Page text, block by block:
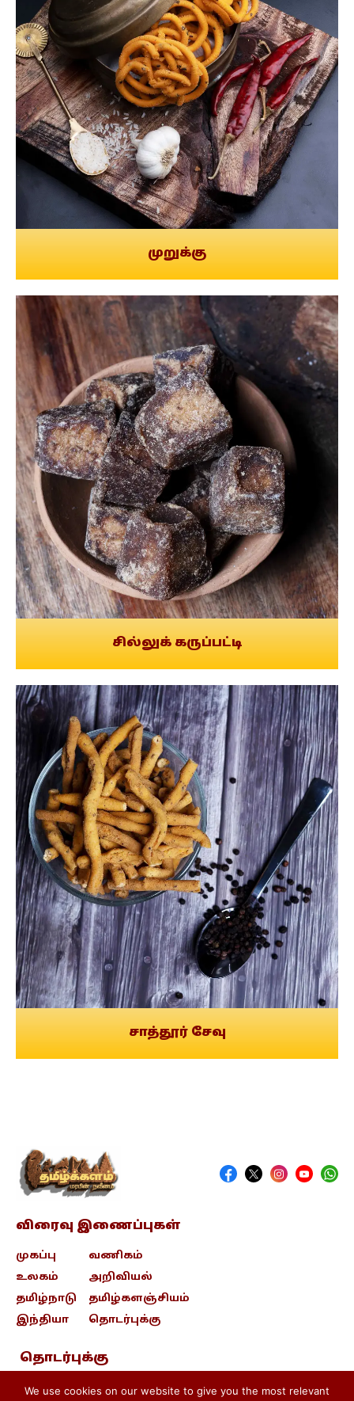
முறுக்கு
சில்லுக் கருப்பட்டி
சாத்தூர் சேவு
விரைவு இணைப்புகள்
முகப்பு
உலகம்
தமிழ்நாடு
இந்தியா
வணிகம்
அறிவியல்
தமிழ்களஞ்சியம்
தொடர்புக்கு
தொடர்புக்கு
contact@tamizhkalam.com
We use cookies on our website to give you the most relevant